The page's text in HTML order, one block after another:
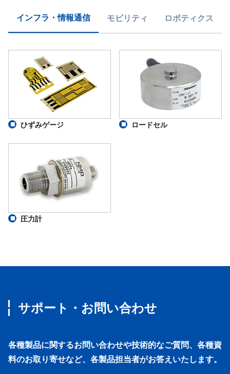
インフラ・情報通信 モビリティ ロボティクス
ひずみゲージ ロードセル
圧力計
サポート・お問い合わせ
各種製品に関するお問い合わせや技術的なご質問、各種資
料のお取り寄せなど、各製品担当者がお答えいたします。